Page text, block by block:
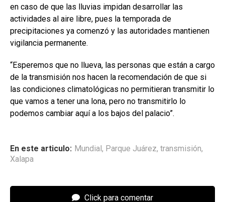
en caso de que las lluvias impidan desarrollar las
actividades al aire libre, pues la temporada de
precipitaciones ya comenzó y las autoridades mantienen
vigilancia permanente.
“Esperemos que no llueva, las personas que están a cargo
de la transmisión nos hacen la recomendación de que si
las condiciones climatológicas no permitieran transmitir lo
que vamos a tener una lona, pero no transmitirlo lo
podemos cambiar aquí a los bajos del palacio”.
En este articulo: Mundial, Parque Juárez, transmisión,
Xalapa
Click para comentar